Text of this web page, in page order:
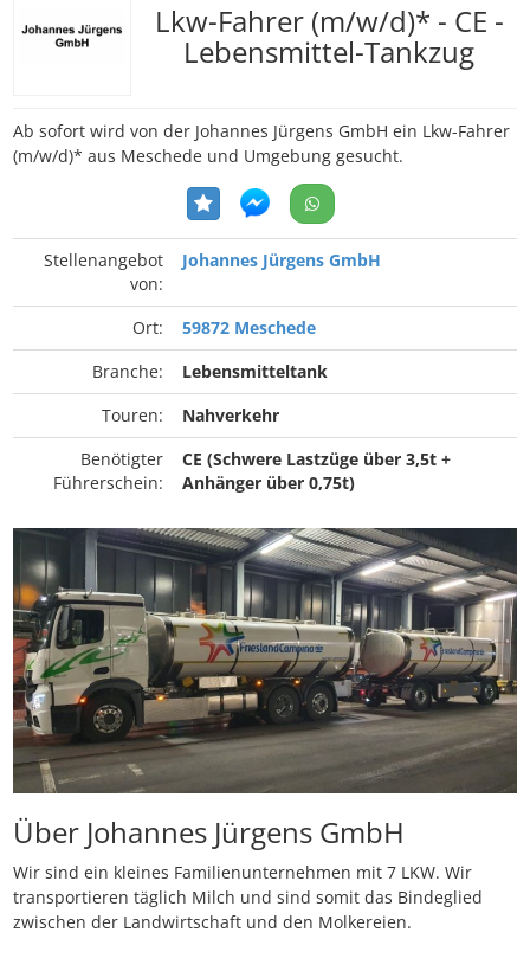
Lkw-Fahrer (m/w/d)* - CE -
Lebensmittel-Tankzug
Ab sofort wird von der Johannes Jürgens GmbH ein Lkw-Fahrer
(m/w/d)* aus Meschede und Umgebung gesucht.
Stellenangebot
von:
Johannes Jürgens GmbH
Ort:
59872 Meschede
Branche:
Lebensmitteltank
Touren:
Nahverkehr
Benötigter
Führerschein:
CE (Schwere Lastzüge über 3,5t +
Anhänger über 0,75t)
Über Johannes Jürgens GmbH
Wir sind ein kleines Familienunternehmen mit 7 LKW. Wir
transportieren täglich Milch und sind somit das Bindeglied
zwischen der Landwirtschaft und den Molkereien.